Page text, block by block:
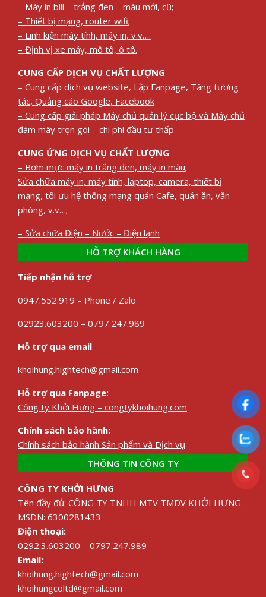
– Máy in bill – trắng đen – màu mới, cũ;
– Thiết bị mạng, router wifi;
– Linh kiện máy tính, máy in, v.v….
– Định vị xe máy, mô tô, ô tô.
CUNG CẤP DỊCH VỤ CHẤT LƯỢNG
– Cung cấp dịch vụ website, Lập Fanpage, Tăng tương
tác, Quảng cáo Google, Facebook
– Cung cấp giải pháp Máy chủ quản lý cục bộ và Máy chủ
đám mây trọn gói – chi phí đầu tư thấp
CUNG ỨNG DỊCH VỤ CHẤT LƯỢNG
– Bơm mực máy in trắng đen, máy in màu;
Sửa chữa máy in, máy tính, laptop, camera, thiết bị
mạng, tối ưu hệ thống mạng quán Cafe, quán ăn, văn
phòng, v.v…;
– Sửa chữa Điện – Nước – Điện lạnh
HỖ TRỢ KHÁCH HÀNG
Tiếp nhận hỗ trợ
0947.552.919 – Phone / Zalo
02923.603200 – 0797.247.989
Hỗ trợ qua email
khoihung.hightech@gmail.com
Hỗ trợ qua Fanpage:
Công ty Khởi Hưng – congtykhoihung.com
Chính sách bảo hành:
Chính sách bảo hành Sản phẩm và Dịch vụ
THÔNG TIN CÔNG TY
CÔNG TY KHỞI HƯNG
Tên đầy đủ: CÔNG TY TNHH MTV TMDV KHỞI HƯNG
MSDN: 6300281433
Điện thoại:
0292.3.603200 – 0797.247.989
Email:
khoihung.hightech@gmail.com
khoihungcoltd@gmail.com